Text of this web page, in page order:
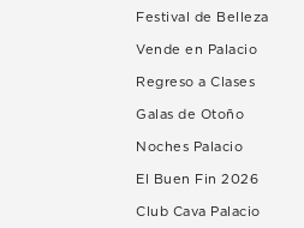
Festival de Belleza
Vende en Palacio
Regreso a Clases
Galas de Otoño
Noches Palacio
El Buen Fin 2026
Club Cava Palacio